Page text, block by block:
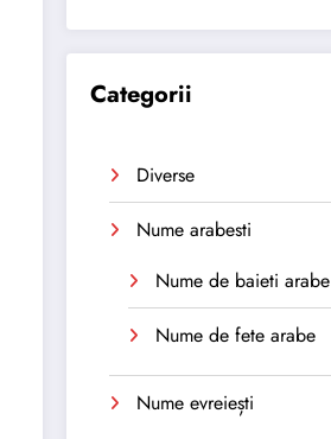
Categorii
Diverse
Nume arabesti
Nume de baieti arabe
Nume de fete arabe
Nume evreiești